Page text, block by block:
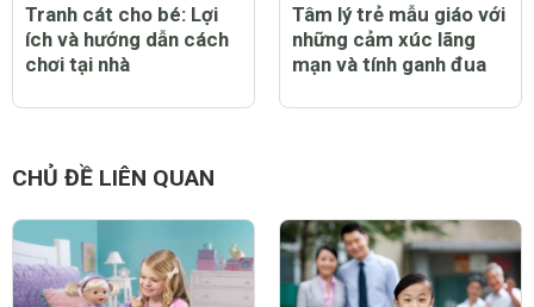
Tranh cát cho bé: Lợi
ích và hướng dẫn cách
chơi tại nhà
Tâm lý trẻ mẫu giáo với
những cảm xúc lãng
mạn và tính ganh đua
CHỦ ĐỀ LIÊN QUAN